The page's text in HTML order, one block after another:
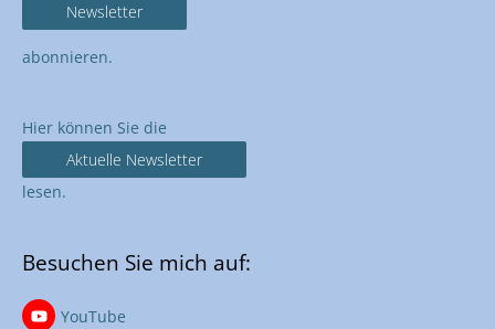
Newsletter
abonnieren.
Hier können Sie die
Aktuelle Newsletter
lesen.
Besuchen Sie mich auf:
YouTube